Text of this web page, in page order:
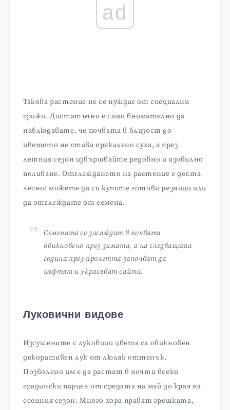
ad
Такова растение не се нуждае от специални
грижи. Достатъчно е само внимателно да
наблюдавате, че почвата в близост до
цветето не става прекалено суха, а през
летния сезон извършвайте редовно и изобилно
поливане. Отглеждането на растение е доста
лесно: можете да си купите готови резници или
да отглеждате от семена.
Семената се засаждат в почвата
обикновено през зимата, а на следващата
година през пролетта започват да
цъфтят и украсяват сайта.
Луковични видове
Изсушените с луковици цветя са обикновен
декоративен лук от люляк оттенък.
Позволено им е да растат в почти всеки
градински парцел от средата на май до края на
есенния сезон. Много хора правят грешката,